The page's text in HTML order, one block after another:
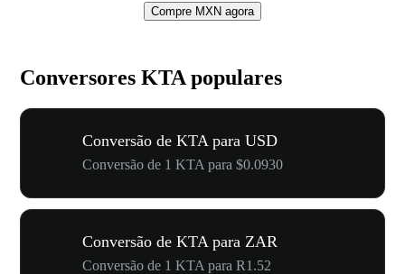
Compre MXN agora
Conversores KTA populares
Conversão de KTA para USD
Conversão de 1 KTA para $0.0930
Conversão de KTA para ZAR
Conversão de 1 KTA para R1.52